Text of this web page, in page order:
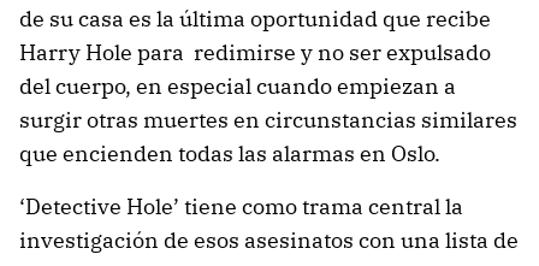
de su casa es la última oportunidad que recibe
Harry Hole para redimirse y no ser expulsado
del cuerpo, en especial cuando empiezan a
surgir otras muertes en circunstancias similares
que encienden todas las alarmas en Oslo.
‘Detective Hole’ tiene como trama central la
investigación de esos asesinatos con una lista de